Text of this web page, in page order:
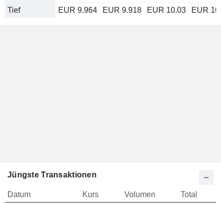
Tief
EUR 9.964 EUR 9.918 EUR 10.03 EUR
Jüngste Transaktionen
Datum Kurs Volumen
Total